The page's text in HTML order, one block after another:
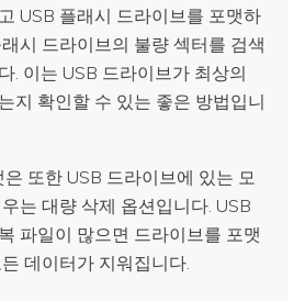
USB 플래시 드라이브를 포맷하
시 드라이브의 불량 섹터를 검색
. 이는 USB 드라이브가 최상의
지 확인할 수 있는 좋은 방법입니
은 또한 USB 드라이브에 있는 모
는 대량 삭제 옵션입니다. USB
파일이 많으면 드라이브를 포맷
데이터가 지워집니다.